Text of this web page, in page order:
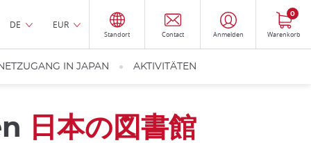
DE EUR
Standort Contact Anmelden Warenkorb
0
IN JAPAN AKTIVITÄTEN
日本の図書館